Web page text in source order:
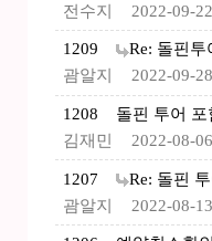
전수지
2022-09-22
1209
Re: 돌핀투
괌알지
2022-09-28
1208
돌핀 투어 포
김재민
2022-08-06
1207
Re: 돌핀
괌알지
2022-08-13